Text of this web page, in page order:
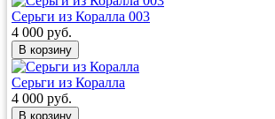
Серьги из Коралла 003
4 000 руб.
Серьги из Коралла
4 000 руб.